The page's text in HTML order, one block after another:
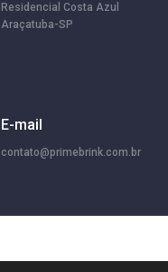
Residencial Costa Azul
Araçatuba-SP
E-mail
contato@primebrink.com.br